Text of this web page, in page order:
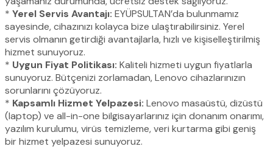
* Yerel Servis Avantajı: EYÜPSULTAN’da bulunmamız
sayesinde, cihazınızı kolayca bize ulaştırabilirsiniz. Yerel
servis olmanın getirdiği avantajlarla, hızlı ve kişiselleştirilmiş
hizmet sunuyoruz.
* Uygun Fiyat Politikası: Kaliteli hizmeti uygun fiyatlarla
sunuyoruz. Bütçenizi zorlamadan, Lenovo cihazlarınızın
sorunlarını çözüyoruz.
* Kapsamlı Hizmet Yelpazesi: Lenovo masaüstü, dizüstü
(laptop) ve all-in-one bilgisayarlarınız için donanım onarımı,
yazılım kurulumu, virüs temizleme, veri kurtarma gibi geniş
bir hizmet yelpazesi sunuyoruz.